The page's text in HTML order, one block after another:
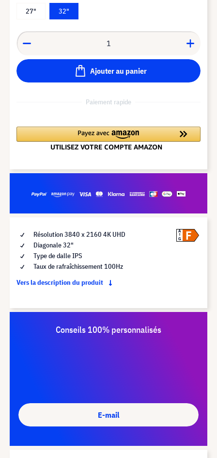
27"
32"
Ajouter au panier
Paiement rapide
Résolution 3840 x 2160 4K UHD
Diagonale 32"
Type de dalle IPS
Taux de rafraîchissement 100Hz
Vers la description du produit
A
G
F
Conseils 100% personnalisés
E-mail